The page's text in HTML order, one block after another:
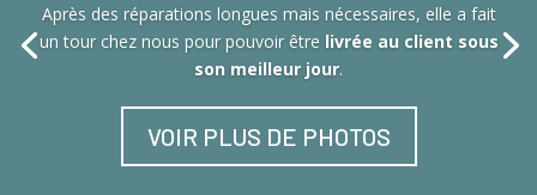
Après des réparations longues mais nécessaires, elle a fait
un tour chez nous pour pouvoir être livrée au client sous
son meilleur jour.
VOIR PLUS DE PHOTOS